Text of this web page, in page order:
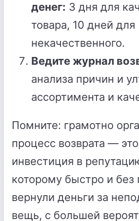
денег: 3 дня для
товара, 10 дней для
некачественного.
Ведите журнал
анализа причин и
ассортимента и
Помните: грамотно
процесс возврата —
инвестиция в
которому быстро и без
вернули деньги за
вещь, с большей